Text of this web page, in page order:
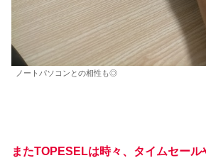
ノートパソコンとの相性も◎
またTOPESELは時々、タイムセー